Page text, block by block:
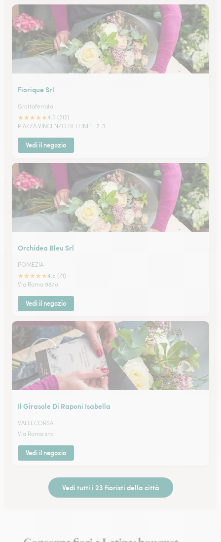
Fiorique Srl
Grottaferrata
★★★★★4.5 (212)
PIAZZA VINCENZO BELLINI 1- 2-3
Vedi il negozio
Orchidea Bleu Srl
POMEZIA
★★★★★4.5 (71)
Via Roma 98/a
Vedi il negozio
Il Girasole Di Raponi Isabella
VALLECORSA
Via Roma snc
Vedi il negozio
Vedi tutti i 23 fioristi della città